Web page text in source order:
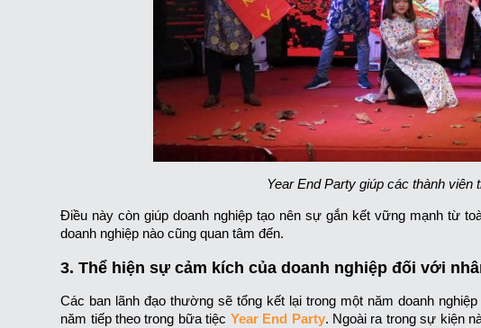
Year End Party giúp các thành viên
Điều này còn giúp doanh nghiệp tạo nên sự gắn kết vững mạnh từ
doanh nghiệp nào cũng quan tâm đến.
3. Thể hiện sự cảm kích của doanh nghiệp đối với
Các ban lãnh đạo thường sẽ tổng kết lại trong một năm doanh
năm tiếp theo trong bữa tiệc Year End Party. Ngoài ra trong sự kiện